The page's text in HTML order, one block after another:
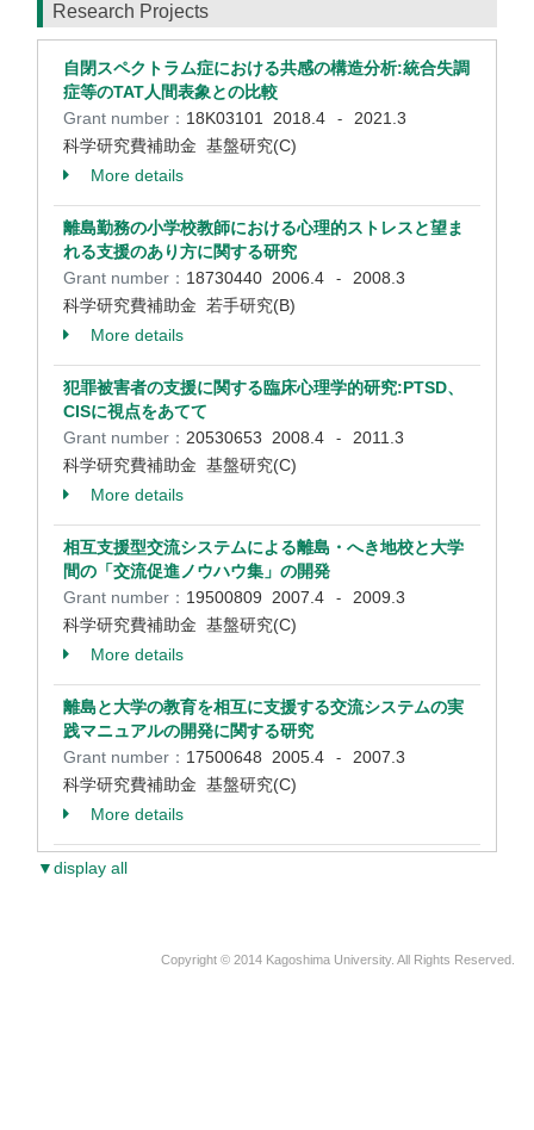
Research Projects
自閉スペクトラム症における共感の構造分析:統合失調
症等のTAT人間表象との比較
Grant number： 18K03101 2018.4 -
2021.3
科学研究費補助金 基盤研究(C)
More details
離島勤務の小学校教師における心理的ストレスと望ま
れる支援のあり方に関する研究
Grant number： 18730440 2006.4 -
2008.3
科学研究費補助金 若手研究(B)
More details
犯罪被害者の支援に関する臨床心理学的研究:PTSD、
CISに視点をあてて
Grant number： 20530653 2008.4 -
2011.3
科学研究費補助金 基盤研究(C)
More details
相互支援型交流システムによる離島・へき地校と大学
間の「交流促進ノウハウ集」の開発
Grant number： 19500809 2007.4 -
2009.3
科学研究費補助金 基盤研究(C)
More details
離島と大学の教育を相互に支援する交流システムの実
践マニュアルの開発に関する研究
Grant number： 17500648 2005.4 -
2007.3
科学研究費補助金 基盤研究(C)
More details
▼display all
Copyright © 2014 Kagoshima University. All Rights Reserved.